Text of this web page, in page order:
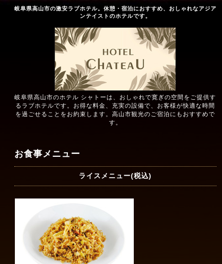
岐阜県高山市の激安ラブホテル。休憩・宿泊におすすめ、おしゃれなアジア
ンテイストのホテルです。
岐阜県高山市のホテル シャトーは、おしゃれで寛ぎの空間をご提供す
るラブホテルです。お得な料金、充実の設備で、お客様が快適な時間
を過ごせることをお約束します。高山市観光のご宿泊にもおすすめで
す。
お食事メニュー
ライスメニュー(税込)